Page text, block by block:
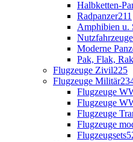
Halbketten-
Radpanzer211
Amphibien u.
Nutzfahrzeuge
Moderne
Pak, Flak,
Flugzeuge Zivil225
Flugzeuge Militär
Flugzeuge
Flugzeuge
Flugzeuge
Flugzeuge
Flugzeugsets